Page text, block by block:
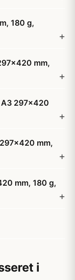
180 g,
mm,
A3 297x420
mm,
mm, 180 g,
i